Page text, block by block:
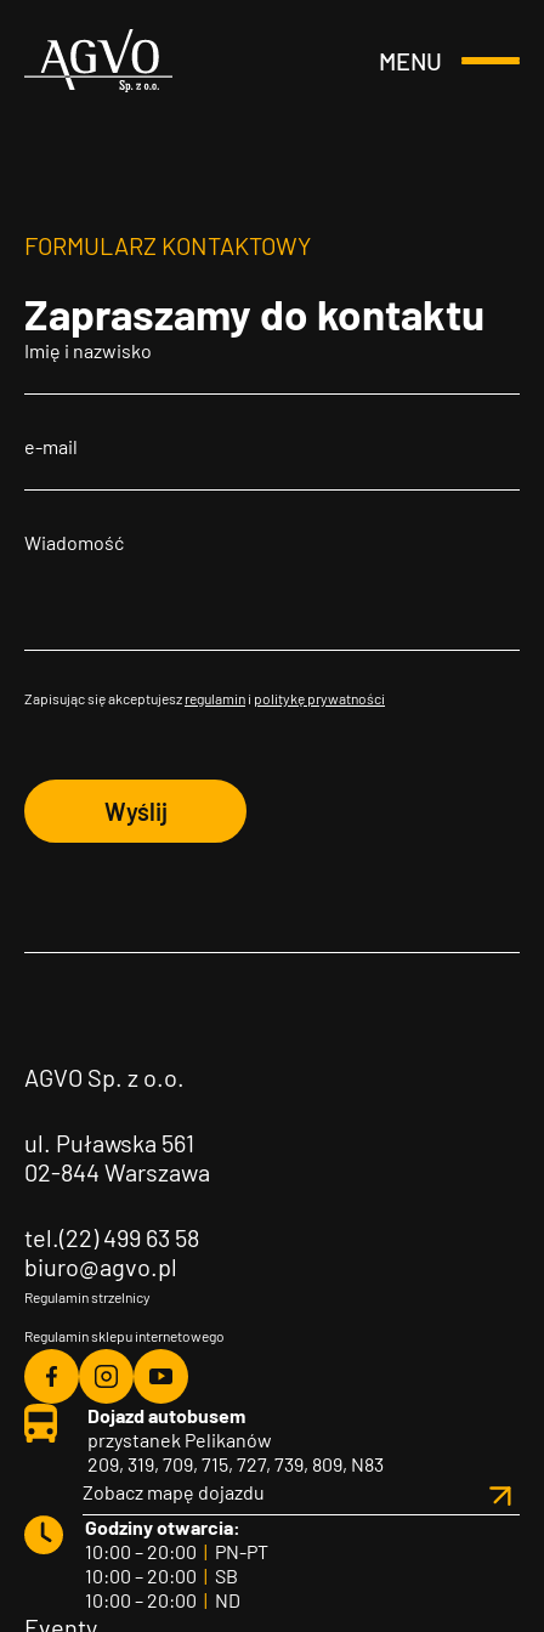
Header
MENU
Otwórz
FORMULARZ KONTAKTOWY
Zapraszamy do kontaktu
Zapisując się akceptujesz regulamin i politykę prywatności
Wyślij
AGVO Sp. z o.o.
ul. Puławska 561
02-844 Warszawa
tel.(22) 499 63 58
biuro@agvo.pl
Regulamin strzelnicy
Regulamin sklepu internetowego
Agvo
Facebook
Agvo
Instagram
Agvo
YouTube
Dojazd autobusem
przystanek Pelikanów
209, 319, 709, 715, 727, 739, 809, N83
Zobacz mapę dojazdu
Godziny otwarcia:
10:00 – 20:00 | PN-PT
10:00 – 20:00 | SB
10:00 – 20:00 | ND